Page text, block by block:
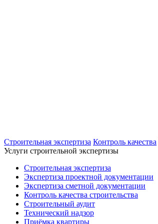
Строительная экспертиза Контроль качества
Услуги строительной экспертизы
Строительная экспертиза
Экспертиза проектной документации
Экспертиза сметной документации
Контроль качества строительства
Строительный аудит
Технический надзор
Приёмка квартиры